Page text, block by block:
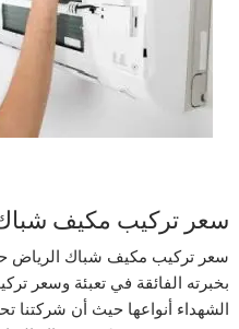
سعر تركيب مكيف
سعر تركيب مكيف شباك الرياض
بخبرته الفائقة في تعبئة وسعر
الشهداء أنواعها حيث أن